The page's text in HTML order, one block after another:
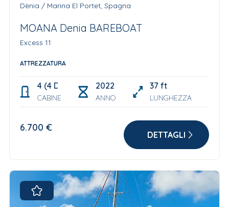
Dènia / Marina El Portet, Spagna
MOANA Denia BAREBOAT
Excess 11
ATTREZZATURA
4 (4 Double+ 2 berths in the bow for Skipper and
CABINE
2022
ANNO
37 ft
LUNGHEZZA
6.700 €
DETTAGLI